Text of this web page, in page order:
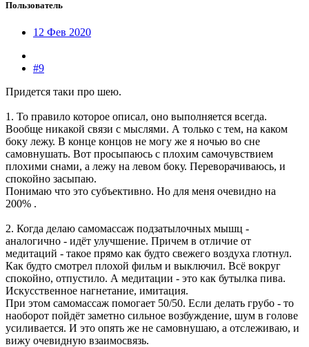
Пользователь
12 Фев 2020
#9
Придется таки про шею.
1. То правило которое описал, оно выполняется всегда.
Вообще никакой связи с мыслями. А только с тем, на каком
боку лежу. В конце концов не могу же я ночью во сне
самовнушать. Вот просыпаюсь с плохим самочувствием
плохими снами, а лежу на левом боку. Переворачиваюсь, и
спокойно засыпаю.
Понимаю что это субъективно. Но для меня очевидно на
200% .
2. Когда делаю самомассаж подзатылочных мышц -
аналогично - идёт улучшение. Причем в отличие от
медитаций - такое прямо как будто свежего воздуха глотнул.
Как будто смотрел плохой фильм и выключил. Всё вокруг
спокойно, отпустило. А медитации - это как бутылка пива.
Искусственное нагнетание, имитация.
При этом самомассаж помогает 50/50. Если делать грубо - то
наоборот пойдёт заметно сильное возбуждение, шум в голове
усиливается. И это опять же не самовнушаю, а отслеживаю, и
вижу очевидную взаимосвязь.